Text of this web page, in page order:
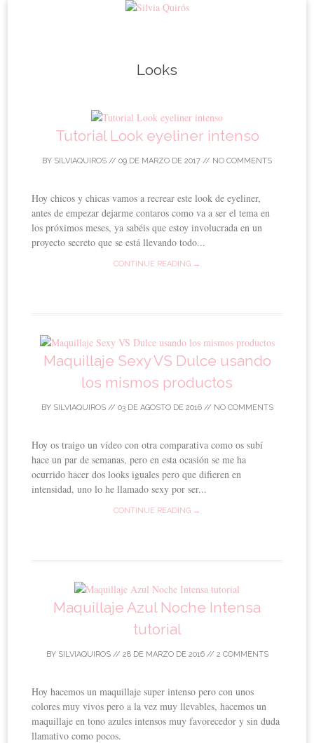
Looks
Tutorial Look eyeliner intenso
BY SILVIAQUIROS // 09 DE MARZO DE 2017 // NO COMMENTS
Hoy chicos y chicas vamos a recrear este look de eyeliner,
antes de empezar dejarme contaros como va a ser el tema en
los próximos meses, ya sabéis que estoy involucrada en un
proyecto secreto que se está llevando todo...
CONTINUE READING →
Maquillaje Sexy VS Dulce usando
los mismos productos
BY SILVIAQUIROS// 03 DE AGOSTO DE 2016// NO COMMENTS
Hoy os traigo un vídeo con otra comparativa como os subí
hace un par de semanas, pero en esta ocasión se me ha
ocurrido hacer dos looks iguales pero que difieren en
intensidad, uno lo he llamado sexy por ser...
CONTINUE READING →
Maquillaje Azul Noche Intensa
tutorial
BY SILVIAQUIROS// 28 DE MARZO DE 2016// 2 COMMENTS
Hoy hacemos un maquillaje super intenso pero con unos
colores muy vivos pero a la vez muy llevables, hacemos un
maquillaje en tono azules intensos muy favorecedor y sin duda
llamativo como pocos.